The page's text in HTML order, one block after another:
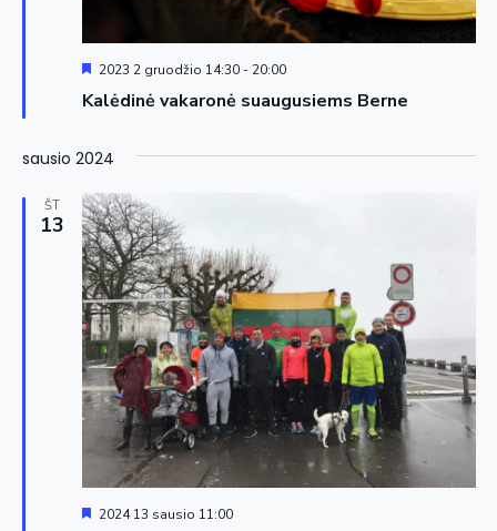
Kalėdinė vakaronė suaugusiems Berne
Siūloma
2023 2 gruodžio 14:30- 20:00
sausio 2024
ŠT
13
Siūloma
2024 13 sausio 11:00